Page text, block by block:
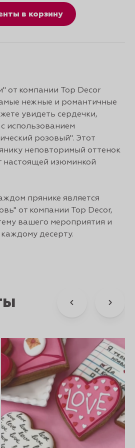
в корзину
от компании Top Decor
нежные и романтичные
увидеть сердечки,
использованием
розовый". Этот
неповторимый оттенок
настоящей изюминкой
прянике является
от компании Top Decor,
вашего мероприятия и
десерту.